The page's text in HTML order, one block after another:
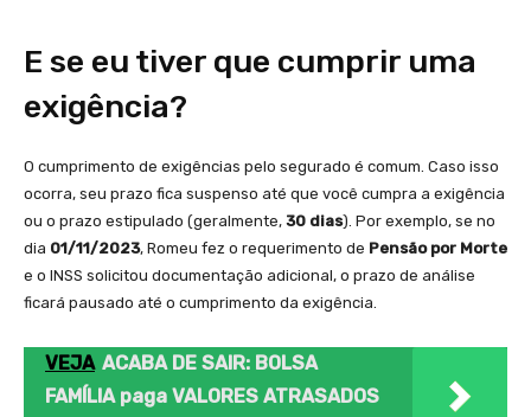
E se eu tiver que cumprir uma
exigência?
O cumprimento de exigências pelo segurado é comum. Caso isso
ocorra, seu prazo fica suspenso até que você cumpra a exigência
ou o prazo estipulado (geralmente, 30 dias). Por exemplo, se no
dia 01/11/2023, Romeu fez o requerimento de Pensão por Morte
e o INSS solicitou documentação adicional, o prazo de análise
ficará pausado até o cumprimento da exigência.
VEJA ACABA DE SAIR: BOLSA
FAMÍLIA paga VALORES ATRASADOS